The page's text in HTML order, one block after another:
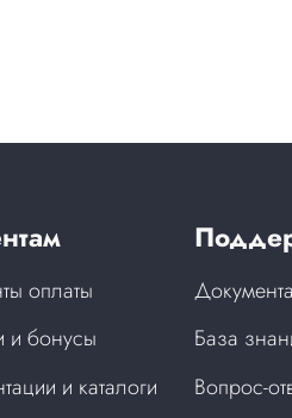
оплаты
и бонусы
и каталоги
База
Вопрос-